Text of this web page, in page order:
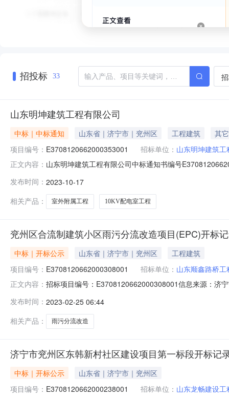
招投标 33
山东明坤建筑工程有限公司
中标｜中标通知 山东省｜济宁市｜兖州区 工程建筑
其它
项目编号： E3708120662000353001 招标单位： 山东明坤建筑
正文内容： 山东明坤建筑工程有限公司中标通知书编号
程有限公司中标投标人代码91370882326166545E中标
发布时间： 2023-10-17
相关产品：
室外附属工程 10KV配电室工程
兖州区合流制建筑小区雨污分流改造项目(EPC)开标
中标｜开标公示 山东省｜济宁市｜兖州区
工程建筑
项目编号： E3708120662000308001 招标单位： 山东顺鑫路桥
正文内容： 招标项目编号：E3708120662000308001信息来源：济
期/交货期1山东顺鑫路桥工程有限公司5500000天2山东
发布时间： 2023-02-25 06:44
相关产品：
雨污分流改造
济宁市兖州区东韩新村社区建设项目第一标段开标记
中标｜开标公示
山东省｜济宁市｜兖州区
项目编号： E3708120662000238001 招标单位： 山东龙畅建设